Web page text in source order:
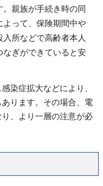
親族が手続き時の同
よって、保険期間中や
所などで高齢者本人
ぎができていると安
染症拡大などにより、
ります。その場合、電
、より一層の注意が必